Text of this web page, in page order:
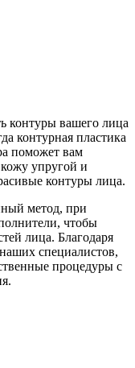
контуры вашего лица
контурная пластика
поможет вам
кожу упругой и
контуры лица.
метод, при
чтобы
лица. Благодаря
специалистов,
процедуры с